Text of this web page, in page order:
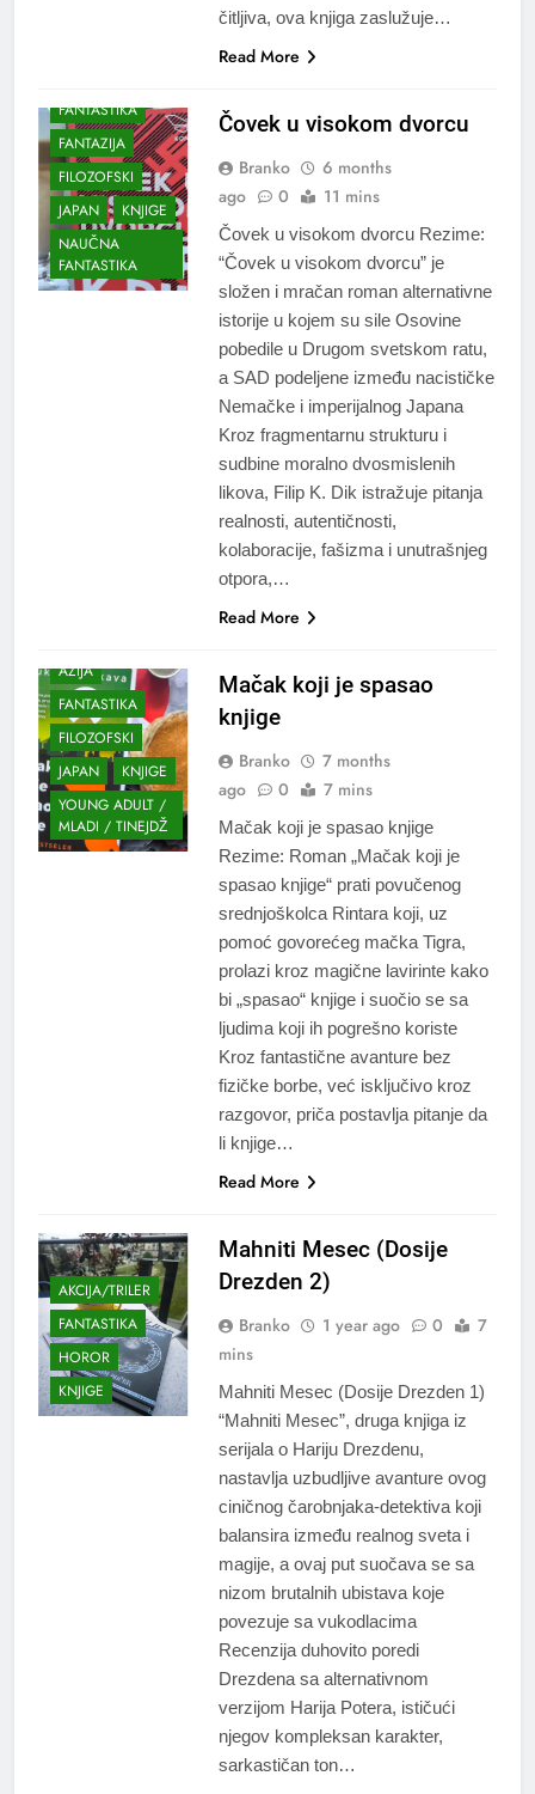
čitljiva, ova knjiga zaslužuje…
Read More
FANTASTIKA
FANTAZIJA
FILOZOFSKI
JAPAN
KNJIGE
NAUČNA
FANTASTIKA
Čovek u visokom dvorcu
Branko
6 months
ago
0 11 mins
Čovek u visokom dvorcu Rezime:
“Čovek u visokom dvorcu” je
složen i mračan roman alternativne
istorije u kojem su sile Osovine
pobedile u Drugom svetskom ratu,
a SAD podeljene između nacističke
Nemačke i imperijalnog Japana
Kroz fragmentarnu strukturu i
sudbine moralno dvosmislenih
likova, Filip K. Dik istražuje pitanja
realnosti, autentičnosti,
kolaboracije, fašizma i unutrašnjeg
otpora,…
Read More
AZIJA
FANTASTIKA
FILOZOFSKI
JAPAN
KNJIGE
YOUNG ADULT /
MLADI / TINEJDŽ
Mačak koji je spasao
knjige
Branko
7 months
ago
0 7 mins
Mačak koji je spasao knjige
Rezime: Roman „Mačak koji je
spasao knjige“ prati povučenog
srednjoškolca Rintara koji, uz
pomoć govorećeg mačka Tigra,
prolazi kroz magične lavirinte kako
bi „spasao“ knjige i suočio se sa
ljudima koji ih pogrešno koriste
Kroz fantastične avanture bez
fizičke borbe, već isključivo kroz
razgovor, priča postavlja pitanje da
li knjige…
Read More
AKCIJA/TRILER
FANTASTIKA
HOROR
KNJIGE
Mahniti Mesec (Dosije
Drezden 2)
Branko 1 year ago 0
7
mins
Mahniti Mesec (Dosije Drezden 1)
“Mahniti Mesec”, druga knjiga iz
serijala o Hariju Drezdenu,
nastavlja uzbudljive avanture ovog
ciničnog čarobnjaka-detektiva koji
balansira između realnog sveta i
magije, a ovaj put suočava se sa
nizom brutalnih ubistava koje
povezuje sa vukodlacima
Recenzija duhovito poredi
Drezdena sa alternativnom
verzijom Harija Potera, ističući
njegov kompleksan karakter,
sarkastičan ton…